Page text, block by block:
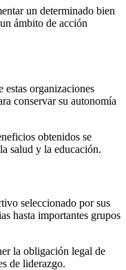
un determinado bien
ámbito de acción
estas organizaciones
conservar su autonomía
obtenidos se
salud y la educación.
seleccionado por sus
hasta importantes grupos
la obligación legal de
de liderazgo.